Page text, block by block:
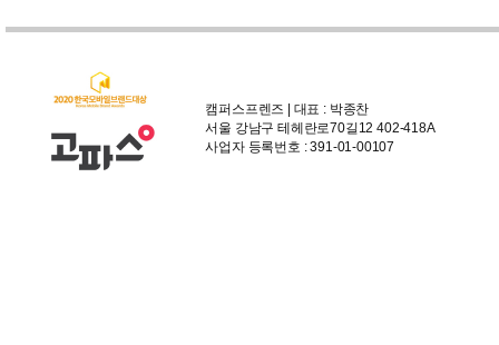
캠퍼스프렌즈 | 대표 : 박종찬
서울 강남구 테헤란로70길12 402-418A
사업자 등록번호 : 391-01-00107